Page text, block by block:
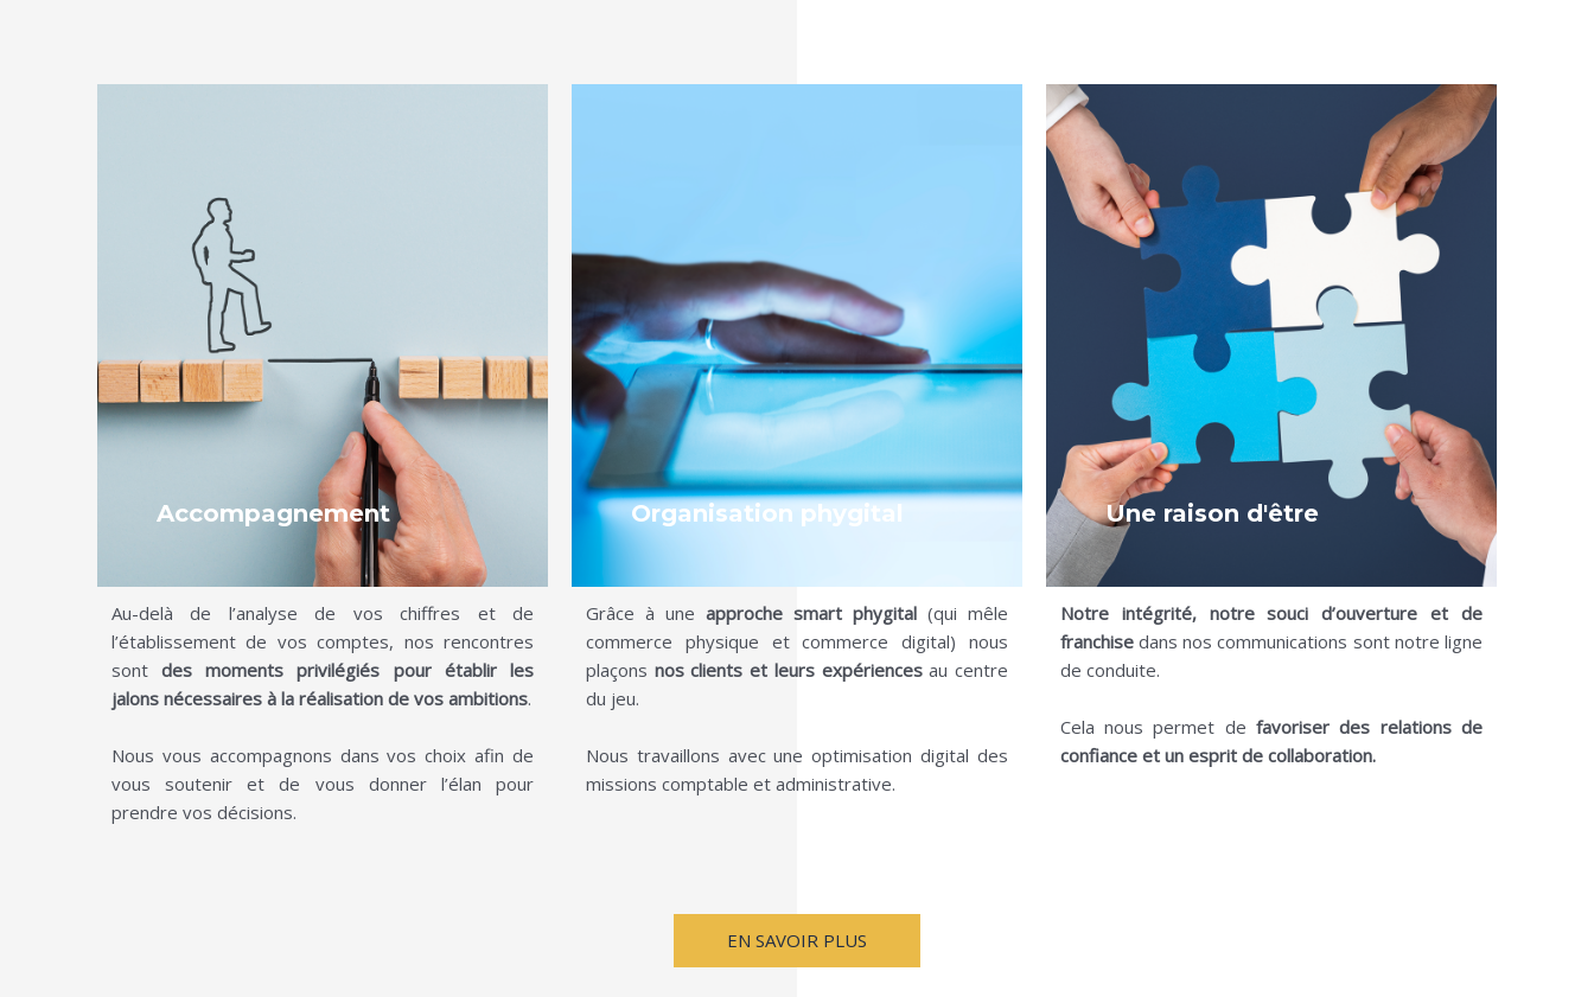
Accompagnement Organisation phygital Une raison d'être
Au-delà de l’analyse de vos chiffres et de
l’établissement de vos comptes, nos rencontres
sontdes moments privilégiés pour établir les
jalons nécessaires à la réalisation de vos ambitions.
Nous vous accompagnons dans vos choix afin de
vous soutenir et de vous donner l’élan pour
prendre vos décisions.
Grâce à une approche smart phygital(qui mêle
commerce physique et commerce digital) nous
plaçons nos clients et leurs expériencesau centre
du jeu.
Nous travaillons avec une optimisation digital des
missions comptable et administrative.
Notre intégrité, notre souci d’ouverture et de
franchisedans nos communications sont notre ligne
de conduite.
Cela nous permet defavoriser des relations de
confiance et un esprit de collaboration.
EN SAVOIR PLUS